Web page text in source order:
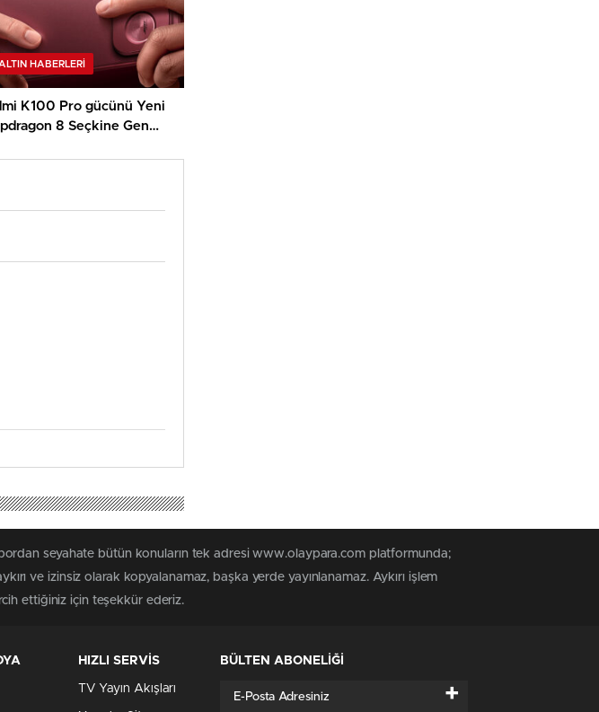
ALTIN HABERLERI
K100 Pro gücünü Yeni
8 Seçkine Gen
seyahate bütün konuların tek adresi www.olaypara.com platformunda;
ve izinsiz olarak kopyalanamaz, başka yerde yayınlanamaz. Aykırı işlem
ettiğiniz için teşekkür ederiz.
HIZLI SERVİS
TV Yayın Akışları
BÜLTEN ABONELİĞİ
+